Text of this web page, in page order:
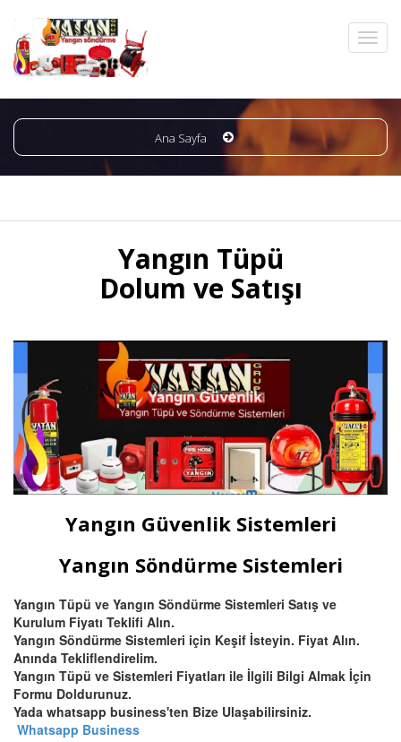
Ana Sayfa
Yangın Tüpü
Dolum ve Satışı
Yangın Güvenlik Sistemleri
Yangın Söndürme Sistemleri
Yangın Tüpü ve Yangın Söndürme Sistemleri Satış ve
Kurulum Fiyatı Teklifi Alın.
Yangın Söndürme Sistemleri için Keşif İsteyin. Fiyat Alın.
Anında Tekliflendirelim.
Yangın Tüpü ve Sistemleri Fiyatları ile İlgili Bilgi Almak İçin
Formu Doldurunuz.
Yada whatsapp business'ten Bize Ulaşabilirsiniz.
Whatsapp Business